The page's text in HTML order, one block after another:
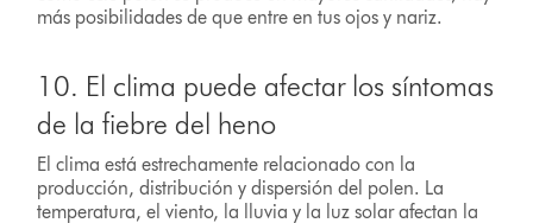
más posibilidades de que entre en tus ojos y nariz.
10. El clima puede afectar los síntomas
de la fiebre del heno
El clima está estrechamente relacionado con la
producción, distribución y dispersión del polen. La
temperatura, el viento, la lluvia y la luz solar afectan la